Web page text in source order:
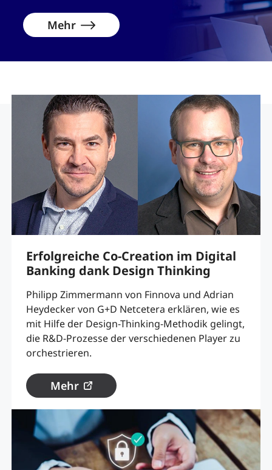
Mehr
Erfolgreiche Co-Creation im Digital
Banking dank Design Thinking
Philipp Zimmermann von Finnova und Adrian
Heydecker von G+D Netcetera erklären, wie es
mit Hilfe der Design-Thinking-Methodik gelingt,
die R&D-Prozesse der verschiedenen Player zu
orchestrieren.
Mehr